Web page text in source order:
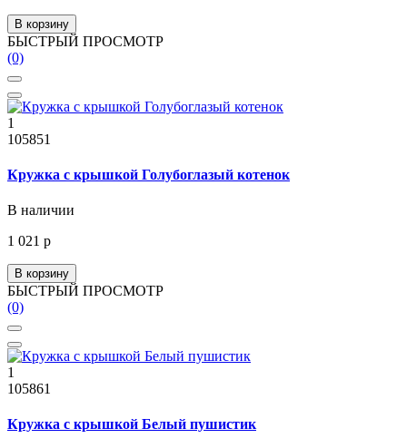
В корзину
БЫСТРЫЙ ПРОСМОТР
(0)
1
105851
Кружка с крышкой Голубоглазый котенок
В наличии
1 021 р
В корзину
БЫСТРЫЙ ПРОСМОТР
(0)
1
105861
Кружка с крышкой Белый пушистик